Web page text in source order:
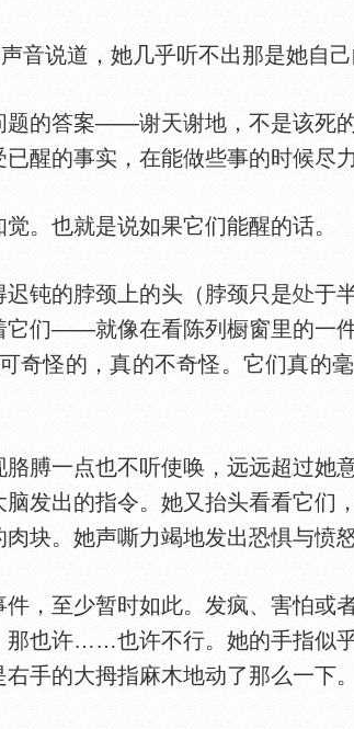
说道，她几乎听不出那是她自己
的答案——谢天谢地，不是该死
醒的事实，在能做些事的时候尽力
也就是说如果它们能醒的话。
钝的脖颈上的头（脖颈只是
于
它们——就像在看陈列橱窗里的一
奇怪的，真的不奇怪。它们真的
一点也不听使唤，远远超过她
发出的指令。她又抬头看看它们
肉块。她声嘶力竭地发出恐惧与愤
至少暂时如此。发疯、害怕或
那也许……也许不行。她的手指似
手的大拇指麻木地动了那么一下。